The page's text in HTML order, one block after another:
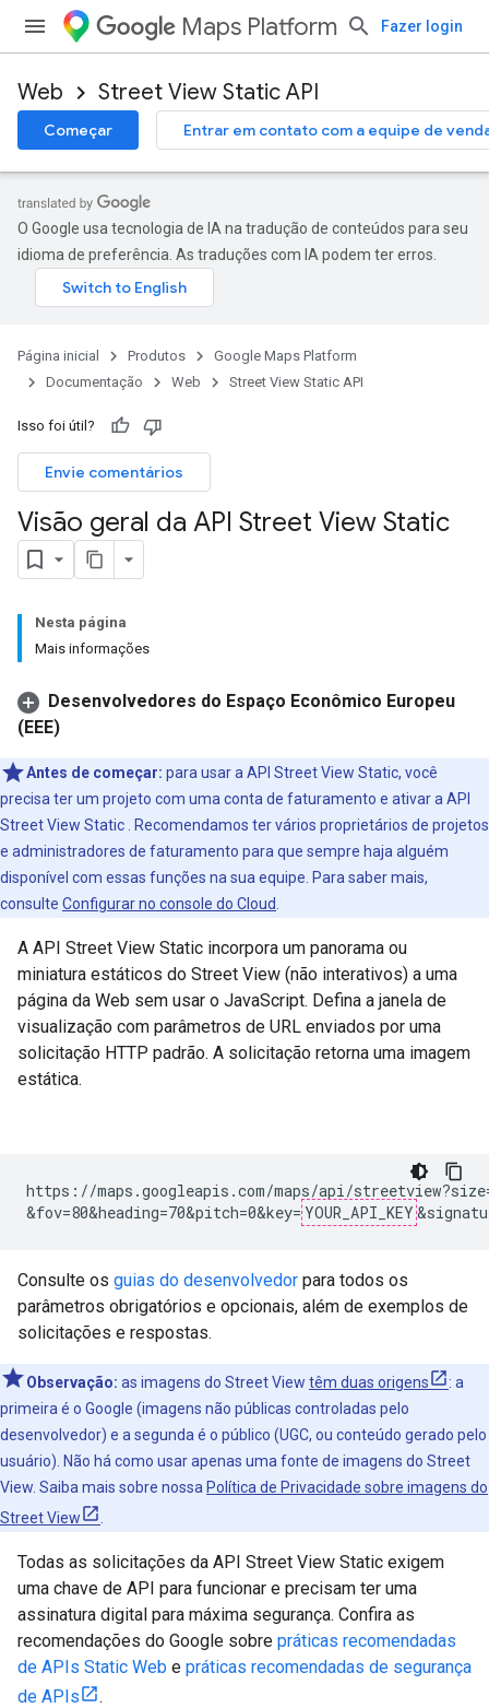
Maps Platform Fazer login
Web Street View Static API
Começar Entrar em contato com a equipe de
O Google usa tecnologia de IA na tradução de conteúdos para seu
idioma de preferência. As traduções com IA podem ter erros.
Página inicial Produtos
Google Maps Platform
Documentação
Web Street View Static API
Isso foi útil?
Envie comentários
Visão geral da API Street View Static
Nesta página
Mais informações
Desenvolvedores do Espaço Econômico Europeu
(EEE)
Antes de começar: para usar a API Street View Static, você
precisa ter um projeto com uma conta de faturamento e ativar a API
Street View Static . Recomendamos ter vários proprietários de projetos
e administradores de faturamento para que sempre haja alguém
disponível com essas funções na sua equipe. Para saber mais,
consulte Configurar no console do Cloud
A API Street View Static incorpora um panorama ou
miniatura estáticos do Street View (não interativos) a uma
página da Web sem usar o JavaScript. Defina a janela de
visualização com parâmetros de URL enviados por uma
solicitação HTTP padrão. A solicitação retorna uma imagem
estática.
https://maps.googleapis.com/maps/api/
&fov=80&heading=70&pitch=0&key= YOUR_API_KEY
Consulte os guias do desenvolvedor para todos os
parâmetros obrigatórios e opcionais, além de exemplos de
solicitações e respostas.
Observação: as imagens do Street View têm duas origens
: a
primeira é o Google (imagens não públicas controladas pelo
desenvolvedor) e a segunda é o público (UGC, ou conteúdo gerado pelo
usuário). Não há como usar apenas uma fonte de imagens do Street
View. Saiba mais sobre nossa Política de Privacidade sobre imagens do
Street View
Todas as solicitações da API Street View Static exigem
uma chave de API para funcionar e precisam ter uma
assinatura digital para máxima segurança. Confira as
recomendações do Google sobre práticas recomendadas
de APIs Static Web e práticas recomendadas de segurança
de APIs
.